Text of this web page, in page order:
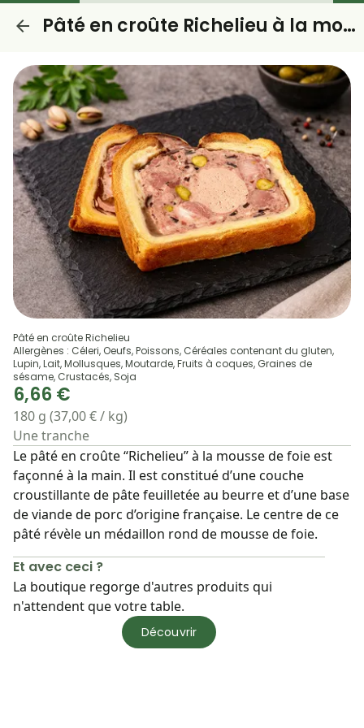
Pâté en croûte Richelieu à la mousse de foie
Pâté en croûte Richelieu
Allergènes : Céleri, Oeufs, Poissons, Céréales contenant du gluten,
Lupin, Lait, Mollusques, Moutarde, Fruits à coques, Graines de
sésame, Crustacés, Soja
6,66 €
180 g (37,00 € / kg)
Une tranche
Le pâté en croûte “Richelieu” à la mousse de foie est
façonné à la main. Il est constitué d’une couche
croustillante de pâte feuilletée au beurre et d’une base
de viande de porc d’origine française. Le centre de ce
pâté révèle un médaillon rond de mousse de foie.
Et avec ceci ?
La boutique regorge d'autres produits qui
n'attendent que votre table.
Découvrir